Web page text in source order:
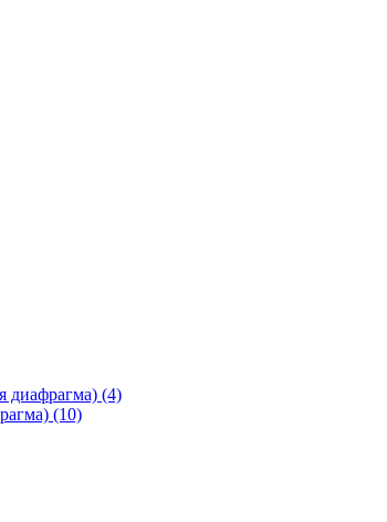
диафрагма) (4)
(10)